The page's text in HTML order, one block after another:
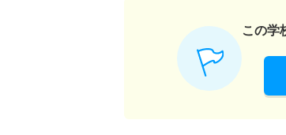
この学